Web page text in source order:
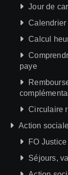
Jour de
Calendrier
Calcul
paye
Circulaire
Action
FO
Séjours,